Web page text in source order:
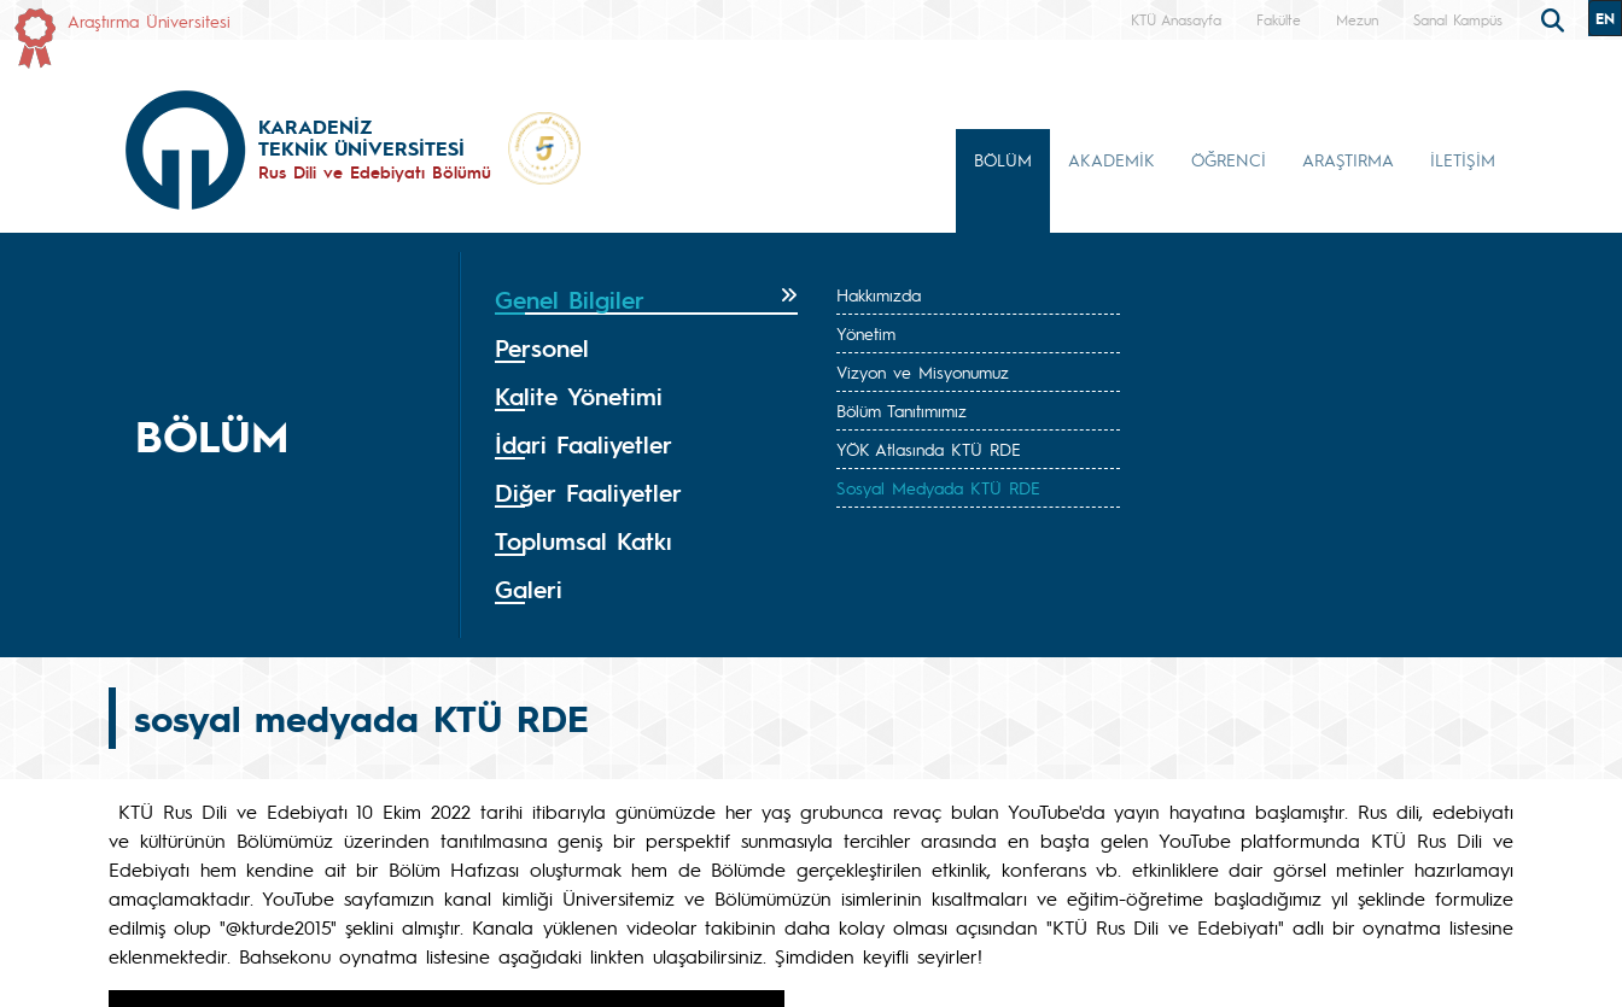
Araştırma Üniversitesi KTÜ Anasayfa Fakülte Mezun Sanal Kampüs EN
KARADENİZ
TEKNİK ÜNİVERSİTESİ
Rus Dili ve Edebiyatı Bölümü
BÖLÜM AKADEMİK ÖĞRENCİ ARAŞTIRMA İLETİŞİM
BÖLÜM
Genel Bilgiler
Personel
Kalite Yönetimi
İdari Faaliyetler
Diğer Faaliyetler
Toplumsal Katkı
Galeri
Hakkımızda
Yönetim
Vizyon ve Misyonumuz
Bölüm Tanıtımımız
YÖK Atlasında KTÜ RDE
Sosyal Medyada KTÜ RDE
sosyal medyada KTÜ RDE
KTÜ Rus Dili ve Edebiyatı 10 Ekim 2022 tarihi itibarıyla günümüzde her yaş grubunca revaç bulan YouTube'da yayın hayatına başlamıştır. Rus dili, edebiyatı
ve kültürünün Bölümümüz üzerinden tanıtılmasına geniş bir perspektif sunmasıyla tercihler arasında en başta gelen YouTube platformunda KTÜ Rus Dili ve
Edebiyatı hem kendine ait bir Bölüm Hafızası oluşturmak hem de Bölümde gerçekleştirilen etkinlik, konferans vb. etkinliklere dair görsel metinler hazırlamayı
amaçlamaktadır. YouTube sayfamızın kanal kimliği Üniversitemiz ve Bölümümüzün isimlerinin kısaltmaları ve eğitim-öğretime başladığımız yıl şeklinde formulize
edilmiş olup "@kturde2015" şeklini almıştır. Kanala yüklenen videolar takibinin daha kolay olması açısından "KTÜ Rus Dili ve Edebiyatı" adlı bir oynatma listesine
eklenmektedir. Bahsekonu oynatma listesine aşağıdaki linkten ulaşabilirsiniz. Şimdiden keyifli seyirler!